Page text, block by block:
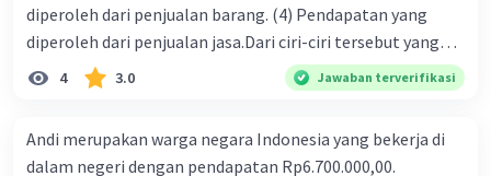
diperoleh dari penjualan barang. (4) Pendapatan yang
diperoleh dari penjualan jasa.Dari ciri-ciri tersebut yang
merupakan ciri dari perusahaan dagang ditunjukan pada
nomor…. a. 1 dan 3 b. 3 dan 4 c. 2 dan 3 d. 1 dan 2 e. 2 dan 4
4 3.0 Jawaban terverifikasi
Andi merupakan warga negara Indonesia yang bekerja di
dalam negeri dengan pendapatan Rp6.700.000,00.